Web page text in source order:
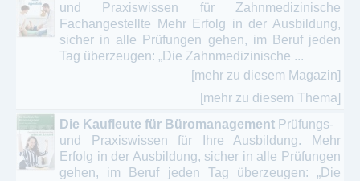
und Praxiswissen für Zahnmedizinische
Fachangestellte Mehr Erfolg in der Ausbildung,
sicher in alle Prüfungen gehen, im Beruf jeden
Tag überzeugen: „Die Zahnmedizinische ...
[mehr zu diesem Magazin]
[mehr zu diesem Thema]
Die Kaufleute für Büromanagement Prüfungs-
und Praxiswissen für Ihre Ausbildung. Mehr
Erfolg in der Ausbildung, sicher in alle Prüfungen
gehen, im Beruf jeden Tag überzeugen: „Die